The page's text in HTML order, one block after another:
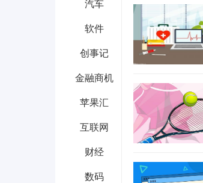
汽车
软件
创事记
金融商机
苹果汇
互联网
财经
数码